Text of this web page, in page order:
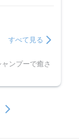
すべて見る